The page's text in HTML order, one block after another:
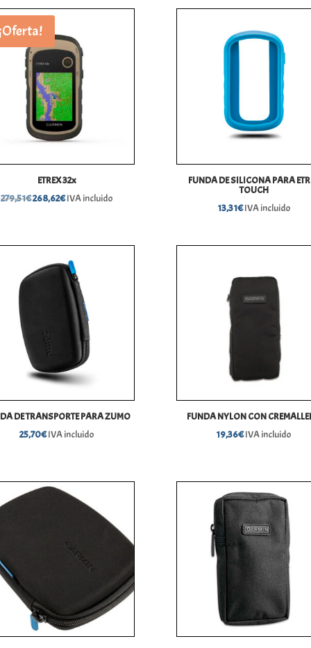
ETREX 32x
279,51€El
era:
279,51€.
268,62€El
es:
268,62€.
IVA incluido
FUNDA DE SILICONA PARA
TOUCH
13,31€IVA incluido
DE TRANSPORTE PARA ZUMO
25,70€IVA incluido
FUNDA NYLON CON
19,36€IVA incluido